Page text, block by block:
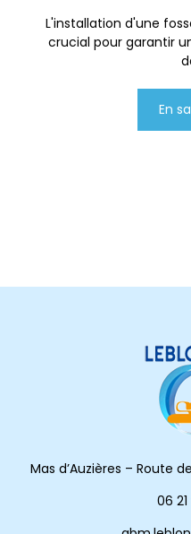
L'installation d'une
crucial pour garantir
En
Mas d’Auzières – Route
06